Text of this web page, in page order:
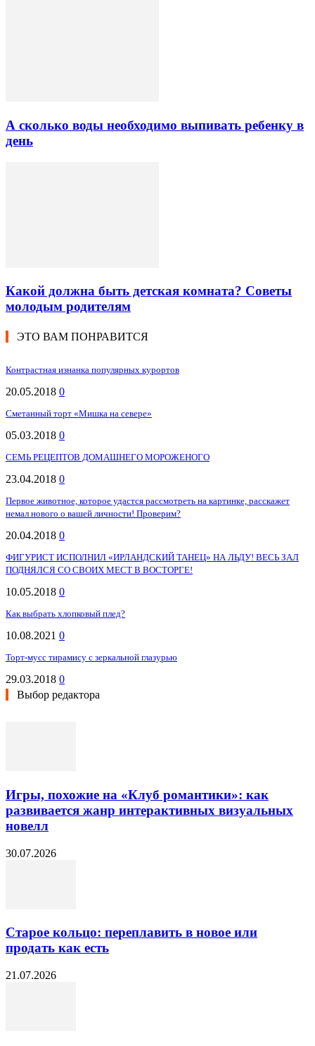
А сколько воды необходимо выпивать ребенку в
день
Какой должна быть детская комната? Советы
молодым родителям
ЭТО ВАМ ПОНРАВИТСЯ
Контрастная изнанка популярных курортов
20.05.2018 0
Сметанный торт «Мишка на севере»
05.03.2018 0
СЕМЬ РЕЦЕПТОВ ДОМАШНЕГО МОРОЖЕНОГО
23.04.2018 0
Первое животное, которое удастся рассмотреть на картинке, расскажет
немал нового о вашей личности! Проверим?
20.04.2018 0
ФИГУРИСТ ИСПОЛНИЛ «ИРЛАНДСКИЙ ТАНЕЦ» НА ЛЬДУ! ВЕСЬ ЗАЛ
ПОДНЯЛСЯ СО СВОИХ МЕСТ В ВОСТОРГЕ!
10.05.2018 0
Как выбрать хлопковый плед?
10.08.2021 0
Торт-мусс тирамису с зеркальной глазурью
29.03.2018 0
Выбор редактора
Игры, похожие на «Клуб романтики»: как
развивается жанр интерактивных визуальных
новелл
30.07.2026
Старое кольцо: переплавить в новое или
продать как есть
21.07.2026